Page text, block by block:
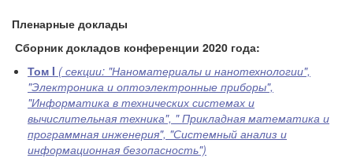
Пленарные доклады
Сборник докладов конференции 2020 года:
Том I ( секции: "Наноматериалы и нанотехнологии",
"Электроника и оптоэлектронные приборы",
"Информатика в технических системах и
вычислительная техника", " Прикладная математика и
программная инженерия", "Системный анализ и
информационная безопасность")